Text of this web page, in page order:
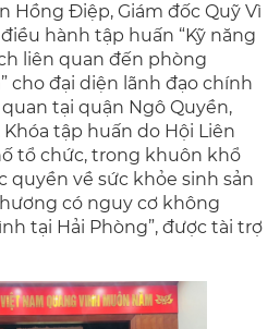
Hồng Điệp, Giám đốc Quỹ Vì
hành tập huấn “Kỹ năng
liên quan đến phòng
cho đại diện lãnh đạo chính
tại quận Ngô Quyền,
tập huấn do Hội Liên
tổ chức, trong khuôn khổ
quyền về sức khỏe sinh sản
có nguy cơ không
tại Hải Phòng”, được tài trợ